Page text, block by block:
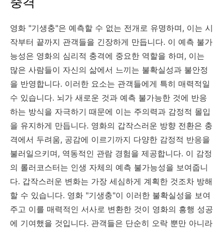
영화 "기생충"은 예측할 수 없는 전개로 유명하며, 이는 시
작부터 끝까지 관객들을 긴장하게 만듭니다. 이 예측 불가
능성은 영화의 심리적 충격에 중요한 역할을 하며, 이는
많은 사람들이 자신의 삶에서 느끼는 불확실성과 불안정
을 반영합니다. 이러한 요소는 관객들에게 특히 매력적일
수 있습니다. 뇌가 새로운 것과 예측 불가능한 것에 반응
하는 방식을 자극하기 때문에 이는 주의력과 감정적 몰입
을 유지하게 만듭니다. 영화의 갑작스러운 방향 전환은 충
격에서 두려움, 공감에 이르기까지 다양한 감정적 반응을
불러일으키며, 역동적인 관람 경험을 제공합니다. 이 감정
의 롤러코스터는 인생 자체의 예측 불가능성을 보여줍니
다. 갑작스러운 변화는 가장 세심하게 계획한 것조차 방해
할 수 있습니다. 영화 "기생충"이 이러한 불확실성을 보여
주고 이를 매력적인 서사로 변환한 것이 영화의 흥행 성공
에 기여했을 것입니다. 관객들은 단순히 오락 뿐만 아니라